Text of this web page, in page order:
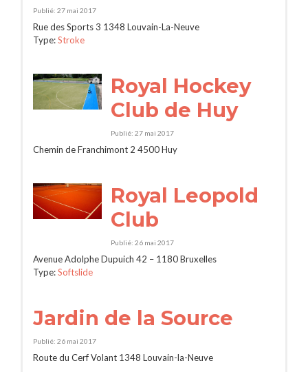
Publié: 27 mai 2017
Rue des Sports 3 1348 Louvain-La-Neuve
Type:Stroke
Royal Hockey
Club de Huy
Publié: 27 mai 2017
Chemin de Franchimont 2 4500 Huy
Royal Leopold
Club
Publié: 26 mai 2017
Avenue Adolphe Dupuich 42 – 1180 Bruxelles
Type:Softslide
Jardin de la Source
Publié: 26 mai 2017
Route du Cerf Volant 1348 Louvain-la-Neuve